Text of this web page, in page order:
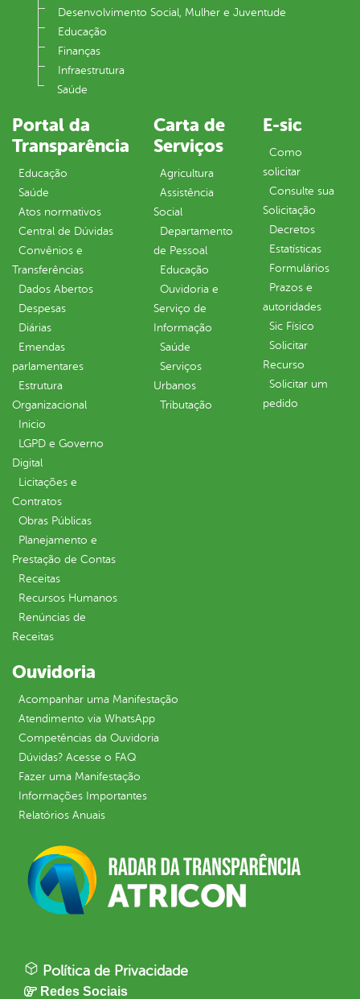
Desenvolvimento Social, Mulher e Juventude
Educação
Finanças
Infraestrutura
Saúde
Portal da
Transparência
Educação
Saúde
Atos normativos
Central de Dúvidas
Convênios e
Transferências
Dados Abertos
Despesas
Diárias
Emendas
parlamentares
Estrutura
Organizacional
Inicio
LGPD e Governo
Digital
Licitações e
Contratos
Obras Públicas
Planejamento e
Prestação de Contas
Receitas
Recursos Humanos
Renúncias de
Receitas
Carta de
Serviços
Agricultura
Assistência
Social
Departamento
de Pessoal
Educação
Ouvidoria e
Serviço de
Informação
Saúde
Serviços
Urbanos
Tributação
E-sic
Como
solicitar
Consulte sua
Solicitação
Decretos
Estatísticas
Formulários
Prazos e
autoridades
Sic Físico
Solicitar
Recurso
Solicitar um
pedido
Ouvidoria
Acompanhar uma Manifestação
Atendimento via WhatsApp
Competências da Ouvidoria
Dúvidas? Acesse o FAQ
Fazer uma Manifestação
Informações Importantes
Relatórios Anuais
Política de Privacidade
Redes Sociais